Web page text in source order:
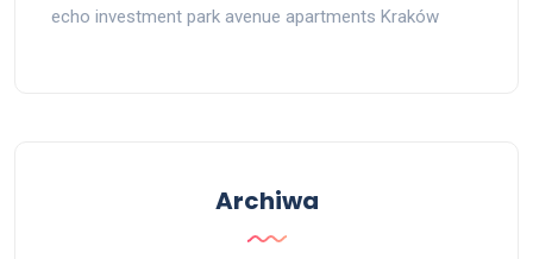
echo investment park avenue apartments Kraków
Archiwa